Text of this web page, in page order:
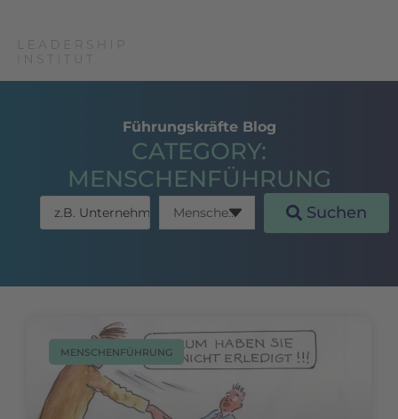
Führungskräfte Blog
CATEGORY:
MENSCHENFÜHRUNG
Suchen
MENSCHENFÜHRUNG